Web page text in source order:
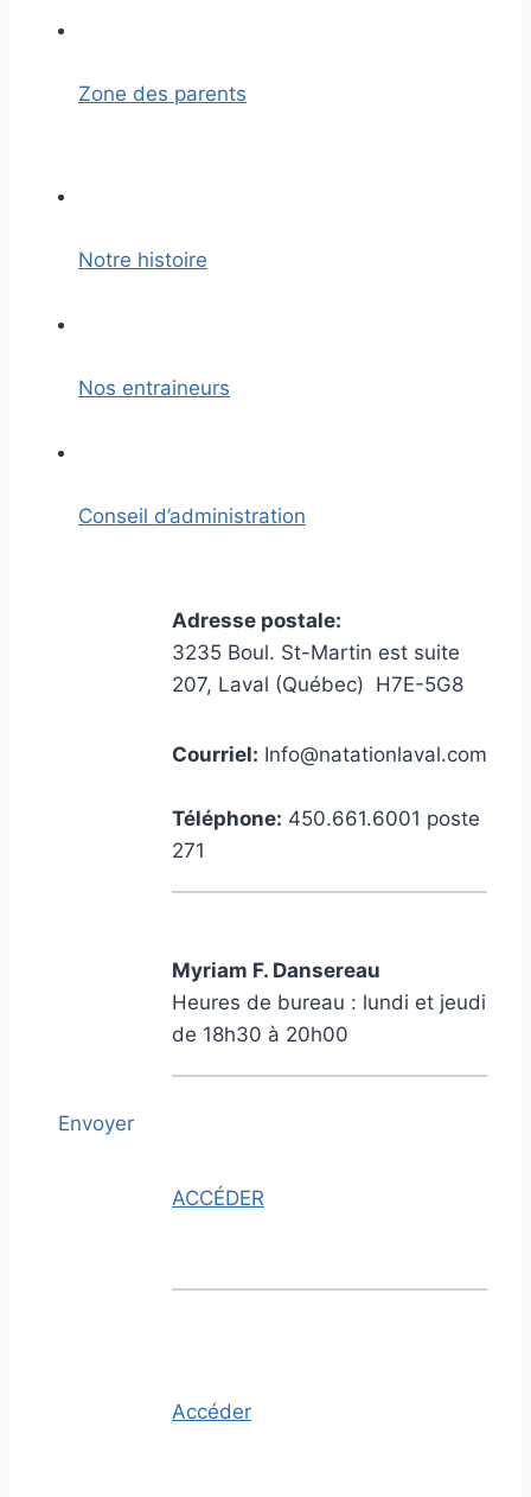
Zone des parents
Notre histoire
Nos entraineurs
Conseil d’administration
Envoyer
Adresse postale:
3235 Boul. St-Martin est suite
207, Laval (Québec) H7E-5G8
Courriel: Info@natationlaval.com
Téléphone: 450.661.6001 poste
271
Myriam F. Dansereau
Heures de bureau : lundi et jeudi
de 18h30 à 20h00
ACCÉDER
Accéder